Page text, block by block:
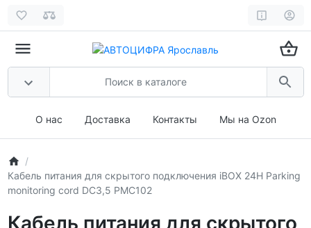
О нас Доставка Контакты Мы на Ozon
Кабель питания для скрытого подключения iBOX 24H Parking
monitoring cord DC3,5 PMC102
Кабель питания для скрытого